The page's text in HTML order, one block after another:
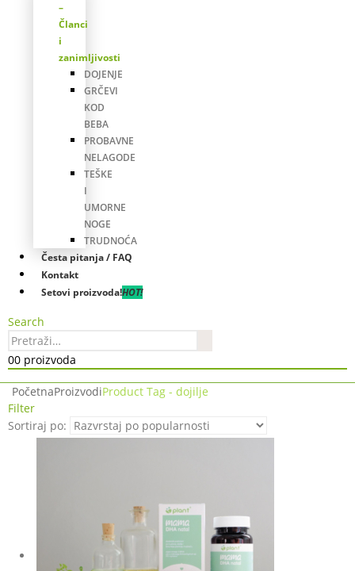
–
Članci
i
zanimljivosti
DOJENJE
GRČEVI
KOD
BEBA
PROBAVNE
NELAGODE
TEŠKE
I
UMORNE
NOGE
TRUDNOĆA
Česta pitanja / FAQ
Kontakt
Setovi proizvoda!HOT!
Search
00 proizvoda
PočetnaProizvodiProduct Tag - dojilje
Filter
Sortiraj po: